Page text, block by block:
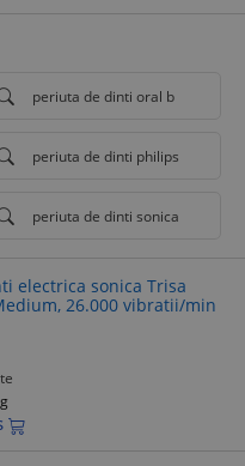
periuta de dinti oral b
periuta de dinti philips
periuta de dinti sonica
electrica sonica Trisa
26.000 vibratii/min